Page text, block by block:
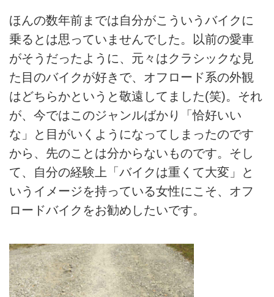
ほんの数年前までは自分がこういうバイクに
乗るとは思っていませんでした。以前の愛車
がそうだったように、元々はクラシックな見
た目のバイクが好きで、オフロード系の外観
はどちらかというと敬遠してました(笑)。それ
が、今ではこのジャンルばかり「恰好いい
な」と目がいくようになってしまったのです
から、先のことは分からないものです。そし
て、自分の経験上「バイクは重くて大変」と
いうイメージを持っている女性にこそ、オフ
ロードバイクをお勧めしたいです。